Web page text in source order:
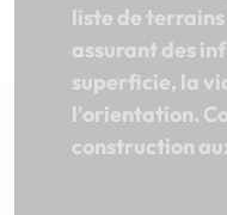
liste de
assurant des
superficie, la
l'orientation.
construction